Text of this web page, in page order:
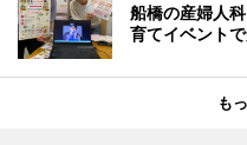
船橋の産婦人
育てイベント
も